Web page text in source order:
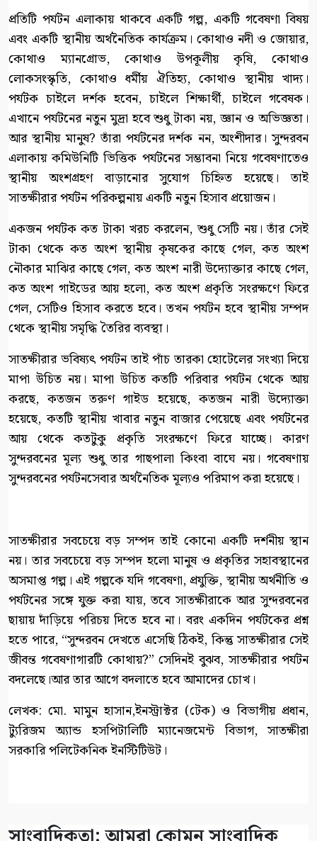
প্রতিটি পর্যটন এলাকায় থাকবে একটি গল্প, একটি গবেষণা বিষয়
এবং একটি স্থানীয় অর্থনৈতিক কার্যক্রম। কোথাও নদী ও জোয়ার,
কোথাও ম্যানগ্রোভ, কোথাও উপকূলীয় কৃষি, কোথাও
লোকসংস্কৃতি, কোথাও ধর্মীয় ঐতিহ্য, কোথাও স্থানীয় খাদ্য।
পর্যটক চাইলে দর্শক হবেন, চাইলে শিক্ষার্থী, চাইলে গবেষক।
এখানে পর্যটনের নতুন মুদ্রা হবে শুধু টাকা নয়, জ্ঞান ও অভিজ্ঞতা।
আর স্থানীয় মানুষ? তাঁরা পর্যটনের দর্শক নন, অংশীদার। সুন্দরবন
এলাকায় কমিউনিটি ভিত্তিক পর্যটনের সম্ভাবনা নিয়ে গবেষণাতেও
স্থানীয় অংশগ্রহণ বাড়ানোর সুযোগ চিহ্নিত হয়েছে। তাই
সাতক্ষীরার পর্যটন পরিকল্পনায় একটি নতুন হিসাব প্রয়োজন।
একজন পর্যটক কত টাকা খরচ করলেন, শুধু সেটি নয়। তাঁর সেই
টাকা থেকে কত অংশ স্থানীয় কৃষকের কাছে গেল, কত অংশ
নৌকার মাঝির কাছে গেল, কত অংশ নারী উদ্যোক্তার কাছে গেল,
কত অংশ গাইডের আয় হলো, কত অংশ প্রকৃতি সংরক্ষণে ফিরে
গেল, সেটিও হিসাব করতে হবে। তখন পর্যটন হবে স্থানীয় সম্পদ
থেকে স্থানীয় সমৃদ্ধি তৈরির ব্যবস্থা।
সাতক্ষীরার ভবিষ্যৎ পর্যটন তাই পাঁচ তারকা হোটেলের সংখ্যা দিয়ে
মাপা উচিত নয়। মাপা উচিত কতটি পরিবার পর্যটন থেকে আয়
করছে, কতজন তরুণ গাইড হয়েছে, কতজন নারী উদ্যোক্তা
হয়েছে, কতটি স্থানীয় খাবার নতুন বাজার পেয়েছে এবং পর্যটনের
আয় থেকে কতটুকু প্রকৃতি সংরক্ষণে ফিরে যাচ্ছে। কারণ
সুন্দরবনের মূল্য শুধু তার গাছপালা কিংবা বাঘে নয়। গবেষণায়
সুন্দরবনের পর্যটনসেবার অর্থনৈতিক মূল্যও পরিমাপ করা হয়েছে।
সাতক্ষীরার সবচেয়ে বড় সম্পদ তাই কোনো একটি দর্শনীয় স্থান
নয়। তার সবচেয়ে বড় সম্পদ হলো মানুষ ও প্রকৃতির সহাবস্থানের
অসমাপ্ত গল্প। এই গল্পকে যদি গবেষণা, প্রযুক্তি, স্থানীয় অর্থনীতি ও
পর্যটনের সঙ্গে যুক্ত করা যায়, তবে সাতক্ষীরাকে আর সুন্দরবনের
ছায়ায় দাঁড়িয়ে পরিচয় দিতে হবে না। বরং একদিন পর্যটকের প্রশ্ন
হতে পারে, “সুন্দরবন দেখতে এসেছি ঠিকই, কিন্তু সাতক্ষীরার সেই
জীবন্ত গবেষণাগারটি কোথায়?” সেদিনই বুঝব, সাতক্ষীরার পর্যটন
বদলেছে।আর তার আগে বদলাতে হবে আমাদের চোখ।
লেখক: মো. মামুন হাসান,ইনস্ট্রাক্টর (টেক) ও বিভাগীয় প্রধান,
ট্যুরিজম অ্যান্ড হসপিটালিটি ম্যানেজমেন্ট বিভাগ, সাতক্ষীরা
সরকারি পলিটেকনিক ইনস্টিটিউট।